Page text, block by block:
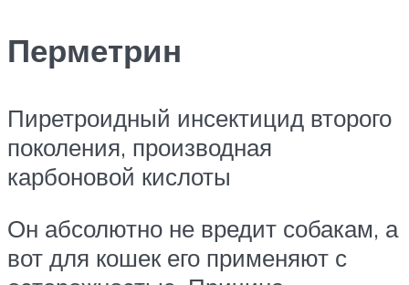
Перметрин
Пиретроидный инсектицид второго
поколения, производная
карбоновой кислоты
Он абсолютно не вредит собакам, а
вот для кошек его применяют с